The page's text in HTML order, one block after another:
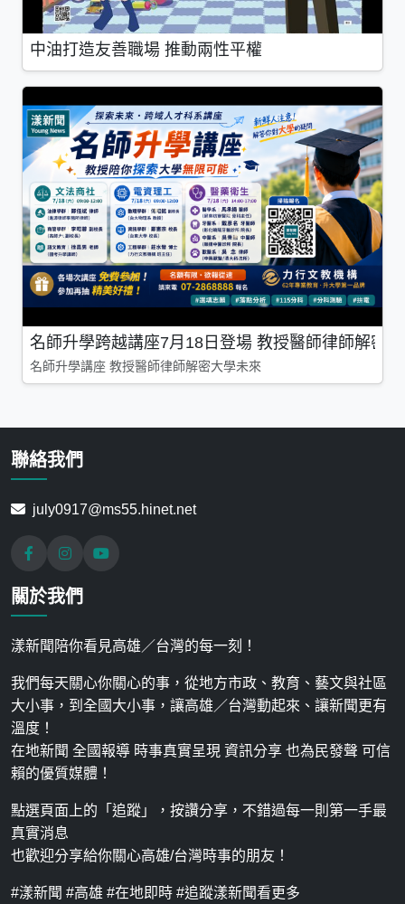
中油打造友善職場 推動兩性平權
名師升學跨越講座7月18日登場 教授醫師律師解密
名師升學講座 教授醫師律師解密大學未來
聯絡我們
july0917@ms55.hinet.net
關於我們
漾新聞陪你看見高雄／台灣的每一刻！
我們每天關心你關心的事，從地方市政、教育、藝文與社區
大小事，到全國大小事，讓高雄／台灣動起來、讓新聞更有
溫度！
在地新聞 全國報導 時事真實呈現 資訊分享 也為民發聲 可信
賴的優質媒體！
點選頁面上的「追蹤」，按讚分享，不錯過每一則第一手最
真實消息
也歡迎分享給你關心高雄/台灣時事的朋友！
#漾新聞 #高雄 #在地即時 #追蹤漾新聞看更多